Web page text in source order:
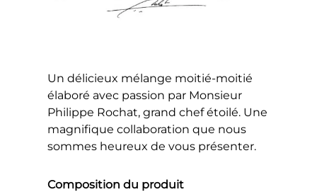
Un délicieux mélange moitié-moitié
élaboré avec passion par Monsieur
Philippe Rochat, grand chef étoilé. Une
magnifique collaboration que nous
sommes heureux de vous présenter.
Composition du produit